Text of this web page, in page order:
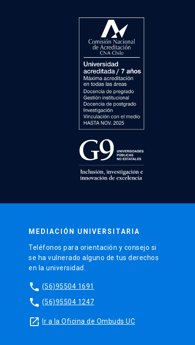
MEDIACIÓN UNIVERSITARIA
Teléfonos para orientación y consejo si
se ha vulnerado alguno de tus derechos
en la universidad.
phone (56)95504 1691
phone (56)95504 1247
launch Ir a la Oficina de Ombuds UC